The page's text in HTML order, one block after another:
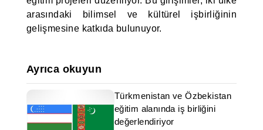
arasındaki bilimsel ve kültürel işbirliğinin
gelişmesine katkıda bulunuyor.
Ayrıca okuyun
Türkmenistan ve Özbekistan
eğitim alanında iş birliğini
değerlendiriyor